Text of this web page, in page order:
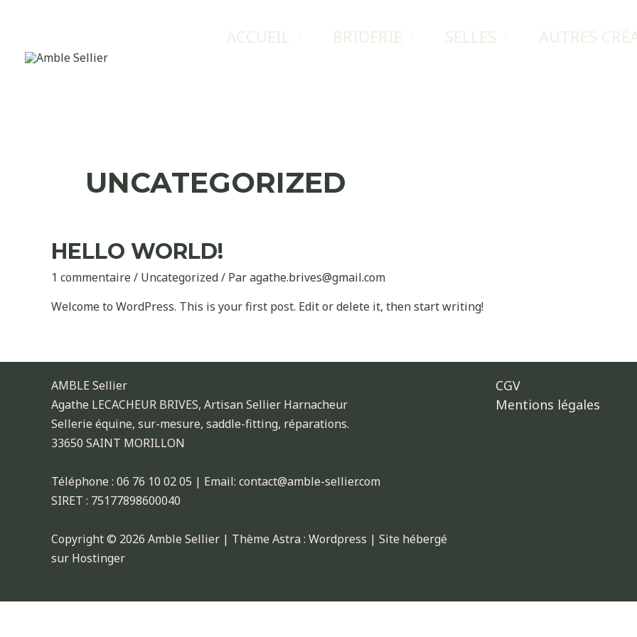
ACCUEIL BRIDERIE SELLES AUTRES
UNCATEGORIZED
HELLO WORLD!
1 commentaire/ Uncategorized/ Paragathe.brives@gmail.com
Welcome to WordPress. This is your first post. Edit or delete it, then start writing!
AMBLE Sellier
Agathe LECACHEUR BRIVES, Artisan Sellier Harnacheur
Sellerie équine, sur-mesure, saddle-fitting, réparations.
33650 SAINT MORILLON
Téléphone : 06 76 10 02 05 | Email: contact@amble-sellier.com
SIRET : 75177898600040
Copyright © 2026 Amble Sellier | Thème Astra : Wordpress | Site hébergé
sur Hostinger
CGV
Mentions légales